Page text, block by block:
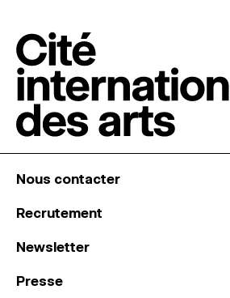
Nous contacter
Recrutement
Newsletter
Presse